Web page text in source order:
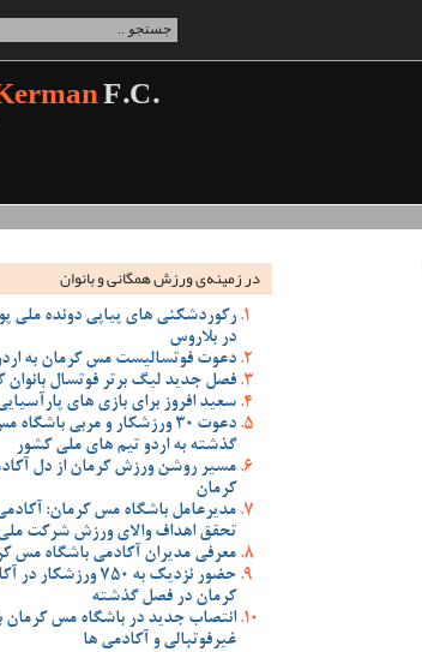
F.C.
در زمینه‌ی ورزش همگانی و بانوان
رکوردشکنی های پیاپی دونده
در بلاروس
دعوت فوتسالیست مس کرمان به
فصل جدید لیگ برتر فوتسال بانوان
سعید افروز برای بازی های
دعوت 30 ورزشکار و مربی
گذشته به اردو تیم های ملی کشور
مسیر روشن ورزش کرمان از دل
کرمان
مدیرعامل باشگاه مس کرمان:
تحقق اهداف والای ورزش شرکت
معرفی مدیران آکادمی باشگاه مس
حضور نزدیک به 750
کرمان در فصل گذشته
انتصاب جدید در باشگاه مس کرمان
غیرفوتبالی و آکادمی‌ ها